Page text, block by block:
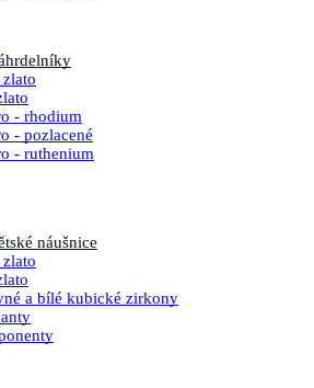
- rhodium
- pozlacené
- ruthenium
náušnice
a bílé kubické zirkony